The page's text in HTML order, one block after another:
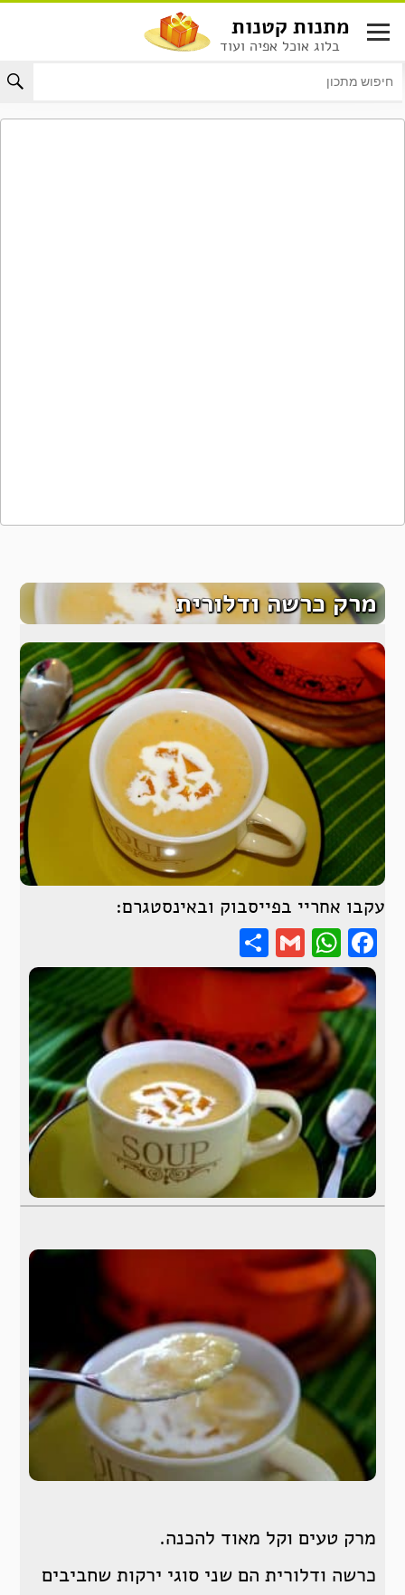
לתוכן
מתנות קטנות
בלוג אוכל אפיה ועוד
מרק כרשה ודלורית
עקבו אחריי בפייסבוק ובאינסטגרם:
Facebook
WhatsApp
Gmail
מרק טעים וקל מאוד להכנה.
כרשה ודלורית הםשני סוגי ירקות שחביבים